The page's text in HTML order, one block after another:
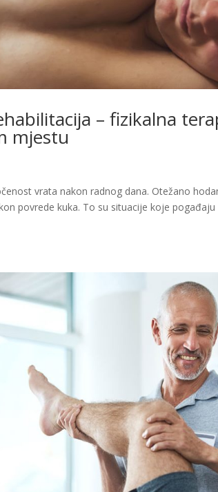
– fizikalna
mjestu
vrata nakon radnog dana. Otežano
povrede kuka. To su situacije koje